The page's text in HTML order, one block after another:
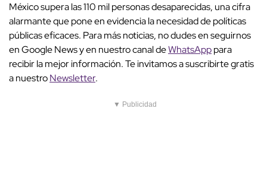
México supera las 110 mil personas desaparecidas, una cifra
alarmante que pone en evidencia la necesidad de políticas
públicas eficaces. Para más noticias, no dudes en seguirnos
en Google News y en nuestro canal deWhatsApppara
recibir la mejor información. Te invitamos a suscribirte gratis
a nuestroNewsletter.
▼ Publicidad